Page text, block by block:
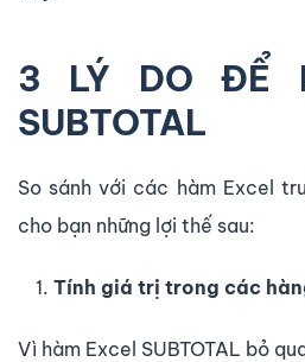
3 LÝ DO ĐỂ
SUBTOTAL
So sánh với các hàm Excel
cho bạn những lợi thế sau:
Tính giá trị trong các
Vì hàm Excel SUBTOTAL bỏ